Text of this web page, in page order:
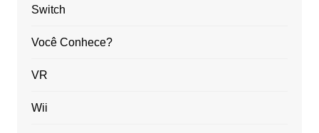
Switch
Você Conhece?
VR
Wii